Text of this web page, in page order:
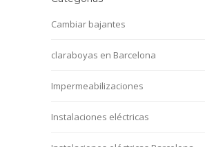
Cambiar bajantes
claraboyas en Barcelona
Impermeabilizaciones
Instalaciones eléctricas